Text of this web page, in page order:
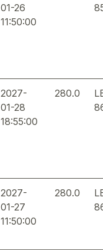
01-26
11:50:00
2027-
01-28
18:55:00
280.0
2027-
01-27
11:50:00
280.0